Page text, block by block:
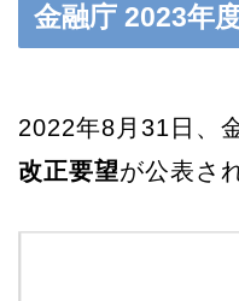
金融庁 2023年
2022年8月31日、
改正要望が公表さ